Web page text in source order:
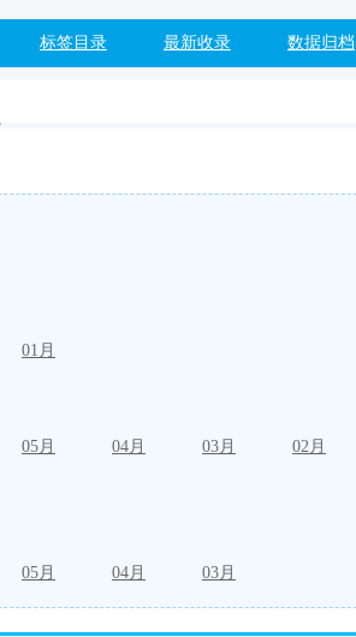
标签目录 最新收录 数据归档
01月
05月 04月 03月
02月
05月 04月 03月